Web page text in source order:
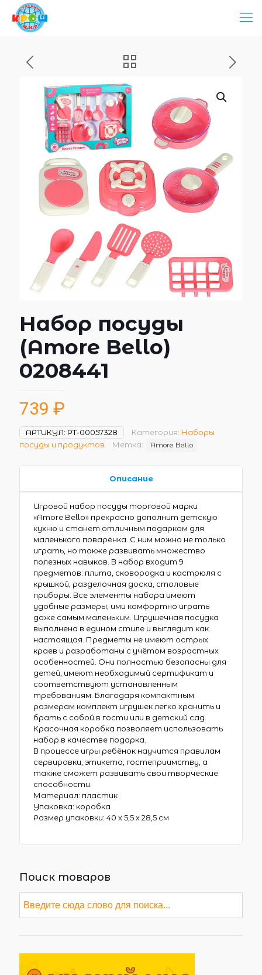
Набор посуды
(Amore Bello)
0208441
739 ₽
АРТИКУЛ: РТ-00057328 Категория: Наборы
посуды и продуктов
Метка: Amore Bello
Описание
Игровой набор посуды торговой марки
«Amore Bello» прекрасно дополнит детскую
кухню и станет отличным подарком для
маленького поварёнка. С ним можно не только
играть, но также развивать множество
полезных навыков. В набор входит 9
предметов: плита, сковородка и кастрюля с
крышкой, разделочная доска, столовые
приборы. Все элементы набора имеют
удобные размеры, ими комфортно играть
даже самым маленьким. Игрушечная посудка
выполнена в едином стиле и выглядит как
настоящая. Предметы не имеют острых
краев и разработаны с учётом возрастных
особенностей. Они полностью безопасны для
детей, имеют необходимый сертификат и
соответствуют установленным
требованиям. Благодаря компактным
размерам комплект игрушек легко хранить и
брать с собой в гости или в детский сад.
Красочная коробка позволяет использовать
набор в качестве подарка.
В процессе игры ребёнок научится правилам
сервировки, этикета, гостеприимству, а
также сможет развивать свои творческие
способности.
Материал: пластик
Упаковка: коробка
Размер упаковки: 40 х 5,5 х 28,5 см
Поиск товаров